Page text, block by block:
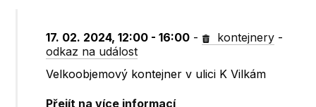
17. 02. 2024, 12:00 - 16:00 - kontejnery -
odkaz na událost
Velkoobjemový kontejner v ulici K Vilkám
Přejít na více informací